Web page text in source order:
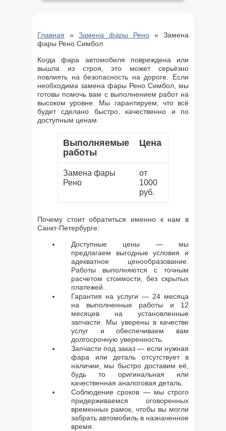
Главная » Замена фары Рено » Замена
фары Рено Симбол
Когда фара автомобиля повреждена или
вышла из строя, это может серьёзно
повлиять на безопасность на дороге. Если
необходима замена фары Рено Симбол, мы
готовы помочь вам с выполнением работ на
высоком уровне. Мы гарантируем, что всё
будет сделано быстро, качественно и по
доступным ценам.
Выполняемые
работы
Цена
Замена фары
Рено
от
1000
руб.
Почему стоит обратиться именно к нам в
Санкт-Петербурге:
Доступные цены — мы
предлагаем выгодные условия и
адекватное ценообразование.
Работы выполняются с точным
расчетом стоимости, без скрытых
платежей.
Гарантия на услуги — 24 месяца
на выполненные работы и 12
месяцев на установленные
запчасти. Мы уверены в качестве
услуг и обеспечиваем вам
долгосрочную уверенность.
Запчасти под заказ — если нужная
фара или деталь отсутствует в
наличии, мы быстро доставим её,
будь то оригинальная или
качественная аналоговая деталь.
Соблюдение сроков — мы строго
придерживаемся оговоренных
временных рамок, чтобы вы могли
забрать автомобиль в назначенное
время.